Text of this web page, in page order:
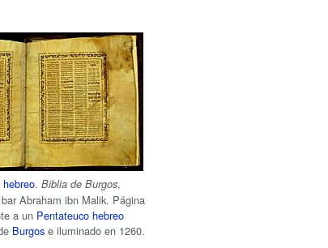
hebreo.Biblia de Burgos,
Abraham ibn Malik. Página
a un Pentateuco hebreo
Burgos e iluminado en 1260.